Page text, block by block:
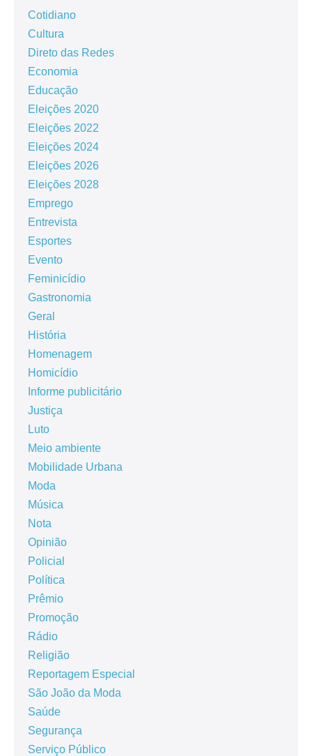
Cotidiano
Cultura
Direto das Redes
Economia
Educação
Eleições 2020
Eleições 2022
Eleições 2024
Eleições 2026
Eleições 2028
Emprego
Entrevista
Esportes
Evento
Feminicídio
Gastronomia
Geral
História
Homenagem
Homicídio
Informe publicitário
Justiça
Luto
Meio ambiente
Mobilidade Urbana
Moda
Música
Nota
Opinião
Policial
Política
Prêmio
Promoção
Rádio
Religião
Reportagem Especial
São João da Moda
Saúde
Segurança
Serviço Público